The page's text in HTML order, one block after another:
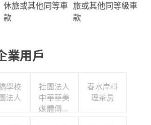
休旅或其他同等車
款
旅或其他同等級車
款
業用戶
學校
法人
社團法人
中華華美
媒體傳播
春水岸料
理茶房